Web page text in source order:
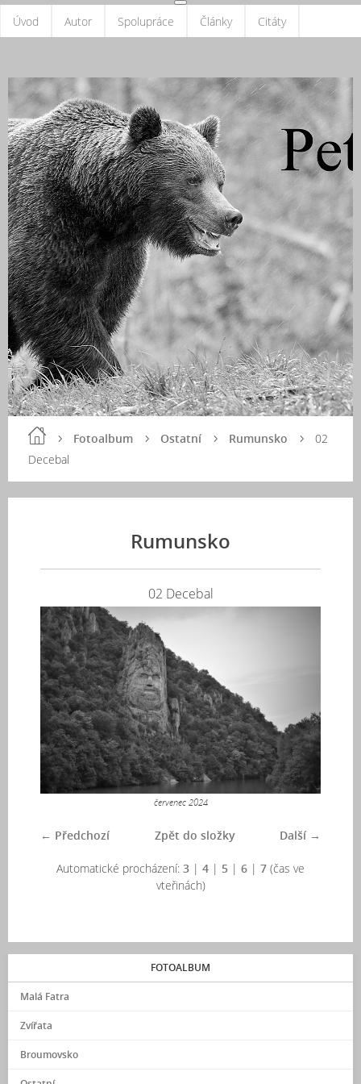
Úvod Autor Spolupráce Články Citáty
Fotoalbum Ostatní Rumunsko
02
Decebal
Rumunsko
02 Decebal
červenec 2024
← Předchozí Další →
Zpět do složky
Automatické procházení: 3 | 4 | 5 | 6 | 7 (čas ve
vteřinách)
FOTOALBUM
Malá Fatra
Zvířata
Broumovsko